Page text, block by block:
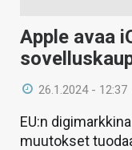
Apple avaa
26.1.2024 - 12:37
EU:n
muutokset